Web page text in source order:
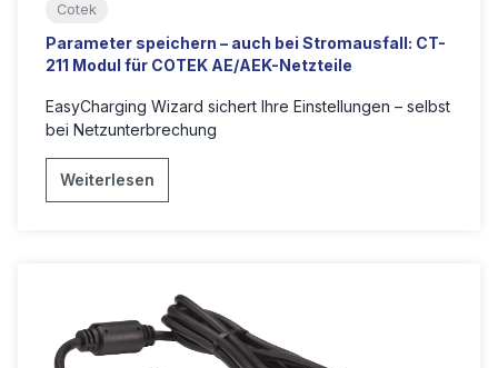
Cotek
Parameter speichern – auch bei Stromausfall: CT-
211 Modul für COTEK AE/AEK-Netzteile
EasyCharging Wizard sichert Ihre Einstellungen – selbst
bei Netzunterbrechung
Weiterlesen